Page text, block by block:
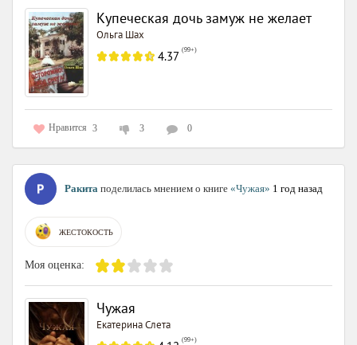
Купеческая дочь замуж не желает
Ольга Шах
4.37 (99+)
Нравится 3 3 0
Ракита поделилась мнением о книге «Чужая» 1 год назад
ЖЕСТОКОСТЬ
Моя оценка:
Чужая
Екатерина Слета
(99+)